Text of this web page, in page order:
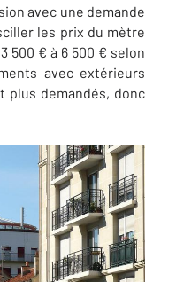
avec une demande
les prix du mètre
500 € à 6 500 € selon
avec extérieurs
plus demandés, donc